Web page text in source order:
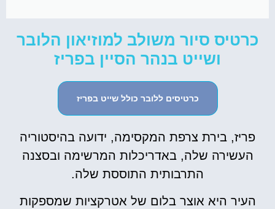
כרטיס סיור משולב למוזיאון הלובר
ושייט בנהר הסיין בפריז
כרטיסים ללובר כולל שייט בפריז
פריז, בירת צרפת המקסימה, ידועה בהיסטוריה
העשירה שלה, באדריכלות המרשימה ובסצנה
התרבותית התוססת שלה.
העיר היא אוצר בלום של אטרקציות שמספקות